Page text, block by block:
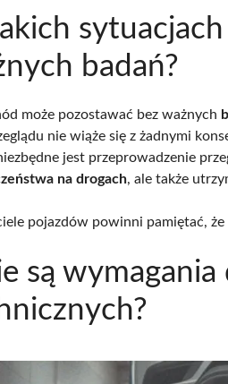
badań?
może pozostawać bez ważnych
nie wiąże się z żadnymi
jest przeprowadzenie
na drogach, ale także
pojazdów powinni pamiętać,
są